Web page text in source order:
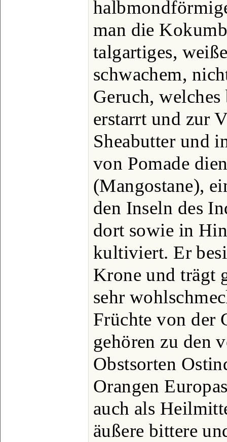
man die
talgartiges,
schwachem,
Geruch,
erstarrt und zur
Sheabutter und
von Pomade
(Mangostane),
den Inseln des
dort sowie in
kultiviert. Er
Krone und trägt
sehr
Früchte von der
gehören zu den
Obstsorten
Orangen
auch als
äußere bittere